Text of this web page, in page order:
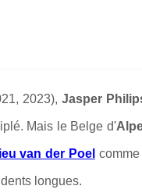
2023), Jasper
Mais le Belge d'
van der Poel
longues.